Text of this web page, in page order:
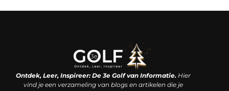
Ontdek, Leer, Inspireer: De 3e Golf van Informatie.Hier
vind je een verzameling van blogs en artikelen die je